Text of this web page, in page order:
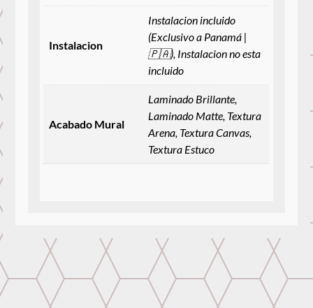
Instalacion
Instalacion incluido
(Exclusivo a Panamá |
🇵🇦), Instalacion no esta
incluido
Acabado Mural
Laminado Brillante,
Laminado Matte, Textura
Arena, Textura Canvas,
Textura Estuco